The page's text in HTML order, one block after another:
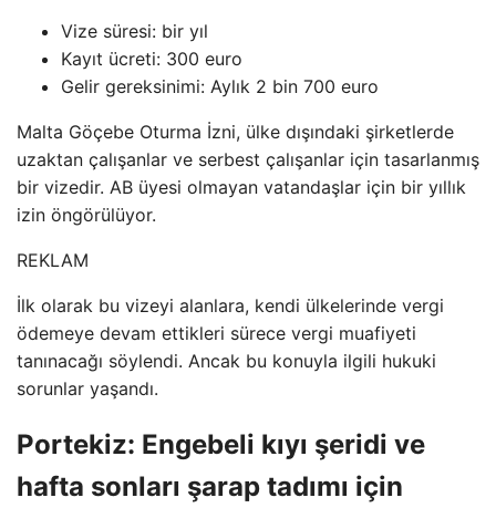
Vize süresi: bir yıl
Kayıt ücreti: 300 euro
Gelir gereksinimi: Aylık 2 bin 700 euro
Malta Göçebe Oturma İzni, ülke dışındaki şirketlerde
uzaktan çalışanlar ve serbest çalışanlar için tasarlanmış
bir vizedir. AB üyesi olmayan vatandaşlar için bir yıllık
izin öngörülüyor.
REKLAM
İlk olarak bu vizeyi alanlara, kendi ülkelerinde vergi
ödemeye devam ettikleri sürece vergi muafiyeti
tanınacağı söylendi. Ancak bu konuyla ilgili hukuki
sorunlar yaşandı.
Portekiz: Engebeli kıyı şeridi ve
hafta sonları şarap tadımı için